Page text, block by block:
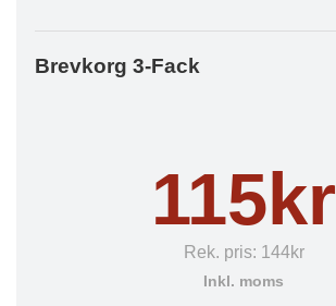
Brevkorg 3-Fack
115kr
Rek. pris: 144kr
Inkl. moms